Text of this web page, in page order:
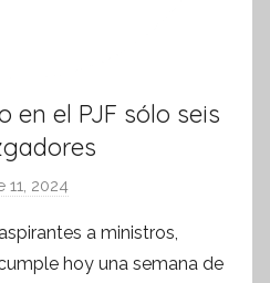
en el PJF sólo seis
2024
r
S
a ministros,
hoy una semana de